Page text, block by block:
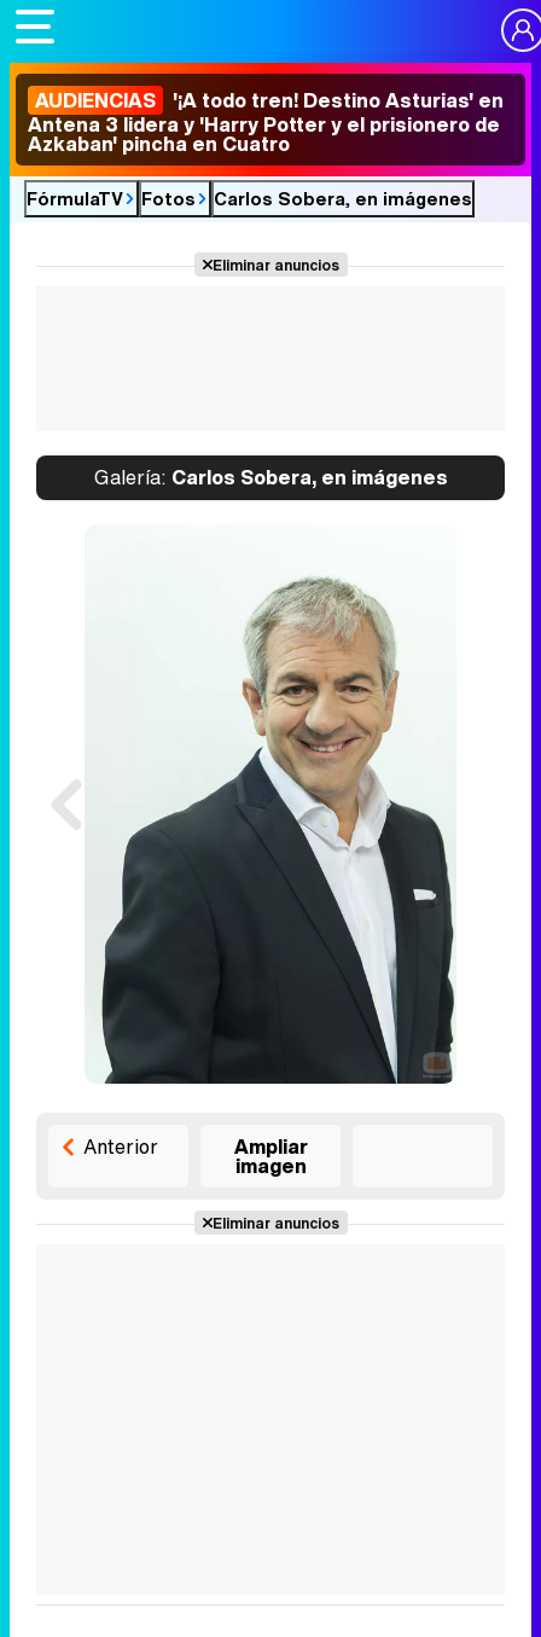
AUDIENCIAS '¡A todo tren! Destino Asturias' en
Antena 3 lidera y 'Harry Potter y el prisionero de
Azkaban' pincha en Cuatro
FórmulaTV Fotos Carlos Sobera, en imágenes
Eliminar anuncios
Galería: Carlos Sobera, en imágenes
Anterior Ampliar
imagen
Eliminar anuncios